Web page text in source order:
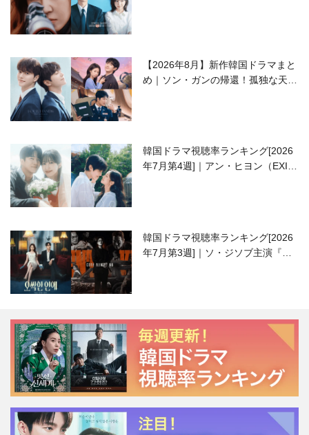
【2026年8月】新作韓国ドラマまと
め｜ソン・ガンの帰還！孤独な天才
韓国ドラマ視聴率ランキング[2026
年7月第4週]｜アン・ヒヨン（EXID
韓国ドラマ視聴率ランキング[2026
年7月第3週]｜ソ・ジソブ主演『エ